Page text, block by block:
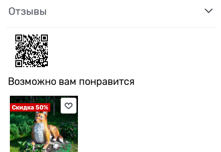
Отзывы
Возможно вам понравится
Скидка 50%